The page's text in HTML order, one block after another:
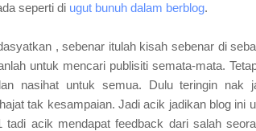
seperti di ugut bunuh dalam berblog.
, sebenar itulah kisah sebenar di
untuk mencari publisiti semata-mata.
nasihat untuk semua. Dulu teringin nak
tak kesampaian. Jadi acik jadikan blog ini
tadi acik mendapat feedback dari salah